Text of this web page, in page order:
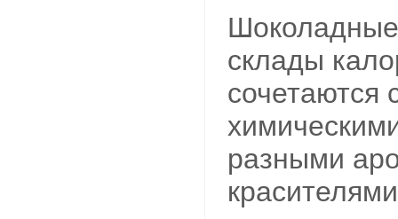
Шоколадные
склады
сочетаются
разными